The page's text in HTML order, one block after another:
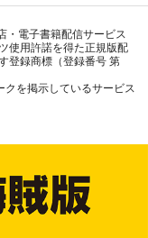
・電子書籍配信サービス
使用許諾を得た正規版配
登録商標（登録番号 第
クを掲示しているサービス